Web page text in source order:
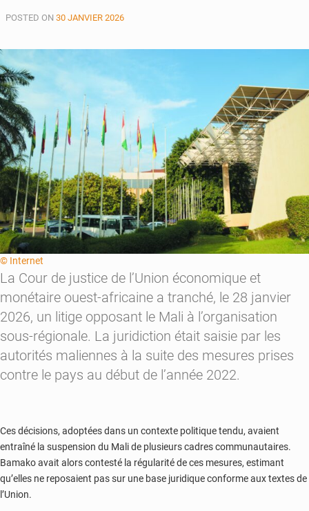
l’UEMOA
le
Mali
:
Quelles
conséquences
juridiques
?
POSTED ON 30 JANVIER 2026
© Internet
La Cour de justice de l’Union économique et
monétaire ouest-africaine a tranché, le 28 janvier
2026, un litige opposant le Mali à l’organisation
sous-régionale. La juridiction était saisie par les
autorités maliennes à la suite des mesures prises
contre le pays au début de l’année 2022.
Ces décisions, adoptées dans un contexte politique tendu, avaient
entraîné la suspension du Mali de plusieurs cadres communautaires.
Bamako avait alors contesté la régularité de ces mesures, estimant
qu’elles ne reposaient pas sur une base juridique conforme aux textes de
l’Union.